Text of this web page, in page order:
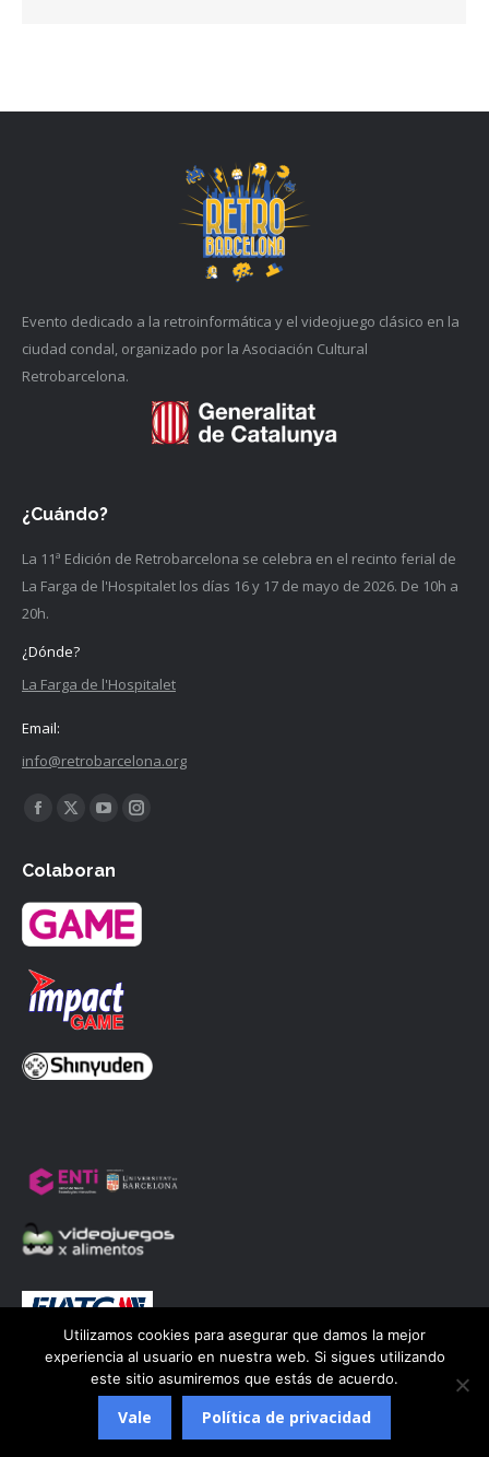
Evento dedicado a la retroinformática y el videojuego clásico en la
ciudad condal, organizado por la Asociación Cultural
Retrobarcelona.
¿Cuándo?
La 11ª Edición de Retrobarcelona se celebra en el recinto ferial de
La Farga de l'Hospitalet los días 16 y 17 de mayo de 2026. De 10h a
20h.
¿Dónde?
La Farga de l'Hospitalet
Email:
info@retrobarcelona.org
Encuéntranos en:
se
abre
en
ventana
nueva
se
abre
en
ventana
nueva
YouTube
se
abre
en
ventana
nueva
Instagram
abre
Colaboran
© Associació Cultural Retrobarcelona 2023 | Disseny web
Aviso Legal
Utilizamos cookies para asegurar que damos la mejor
experiencia al usuario en nuestra web. Si sigues utilizando
este sitio asumiremos que estás de acuerdo.
Vale Política de privacidad